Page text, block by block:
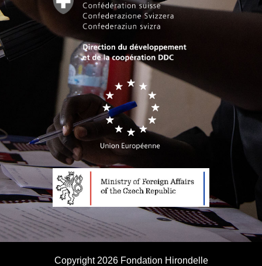
Copyright 2026 Fondation Hirondelle